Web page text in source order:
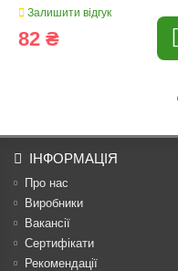
Залишити відгук
82 ₴
ІНФОРМАЦІЯ
Про нас
Виробники
Вакансії
Сертифікати
Рекомендації